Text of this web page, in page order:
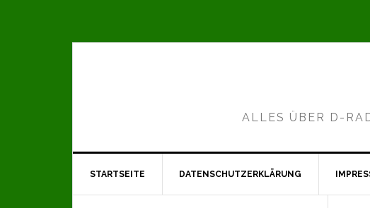
ALLES ÜBER D-
STARTSEITE DATENSCHUTZERKLÄRUNG